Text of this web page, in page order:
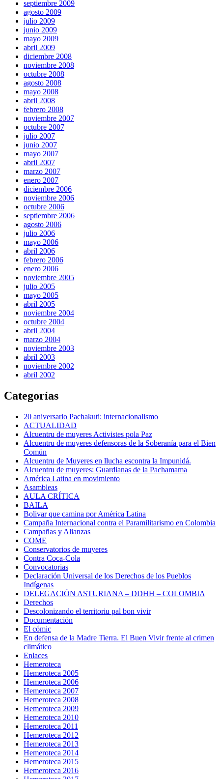
septiembre 2009
agosto 2009
julio 2009
junio 2009
mayo 2009
abril 2009
diciembre 2008
noviembre 2008
octubre 2008
agosto 2008
mayo 2008
abril 2008
febrero 2008
noviembre 2007
octubre 2007
julio 2007
junio 2007
mayo 2007
abril 2007
marzo 2007
enero 2007
diciembre 2006
noviembre 2006
octubre 2006
septiembre 2006
agosto 2006
julio 2006
mayo 2006
abril 2006
febrero 2006
enero 2006
noviembre 2005
julio 2005
mayo 2005
abril 2005
noviembre 2004
octubre 2004
abril 2004
marzo 2004
noviembre 2003
abril 2003
noviembre 2002
abril 2002
Categorías
20 aniversario Pachakuti: internacionalismo
ACTUALIDAD
Alcuentru de muyeres Activistes pola Paz
Alcuentru de muyeres defensoras de la Soberanía para el Bien
Común
Alcuentru de Muyeres en llucha escontra la Impunidá.
Alcuentru de muyeres: Guardianas de la Pachamama
América Latina en movimiento
Asambleas
AULA CRÍTICA
BAILA
Bolivar que camina por América Latina
Campaña Internacional contra el Paramilitarismo en Colombia
Campañas y Alianzas
COME
Conservatorios de muyeres
Contra Coca-Cola
Convocatorias
Declaración Universal de los Derechos de los Pueblos
Indígenas
DELEGACIÓN ASTURIANA – DDHH – COLOMBIA
Derechos
Descolonizando el territoriu pal bon vivir
Documentación
El cómic
En defensa de la Madre Tierra. El Buen Vivir frente al crimen
climático
Enlaces
Hemeroteca
Hemeroteca 2005
Hemeroteca 2006
Hemeroteca 2007
Hemeroteca 2008
Hemeroteca 2009
Hemeroteca 2010
Hemeroteca 2011
Hemeroteca 2012
Hemeroteca 2013
Hemeroteca 2014
Hemeroteca 2015
Hemeroteca 2016